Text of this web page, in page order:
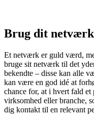
Brug dit netværk
Et netværk er guld værd,
bruge sit netværk til det
bekendte – disse kan alle
kan være en god idé at
chance for, at i hvert fald
virksomhed eller branche,
dig kontakt til en relevant